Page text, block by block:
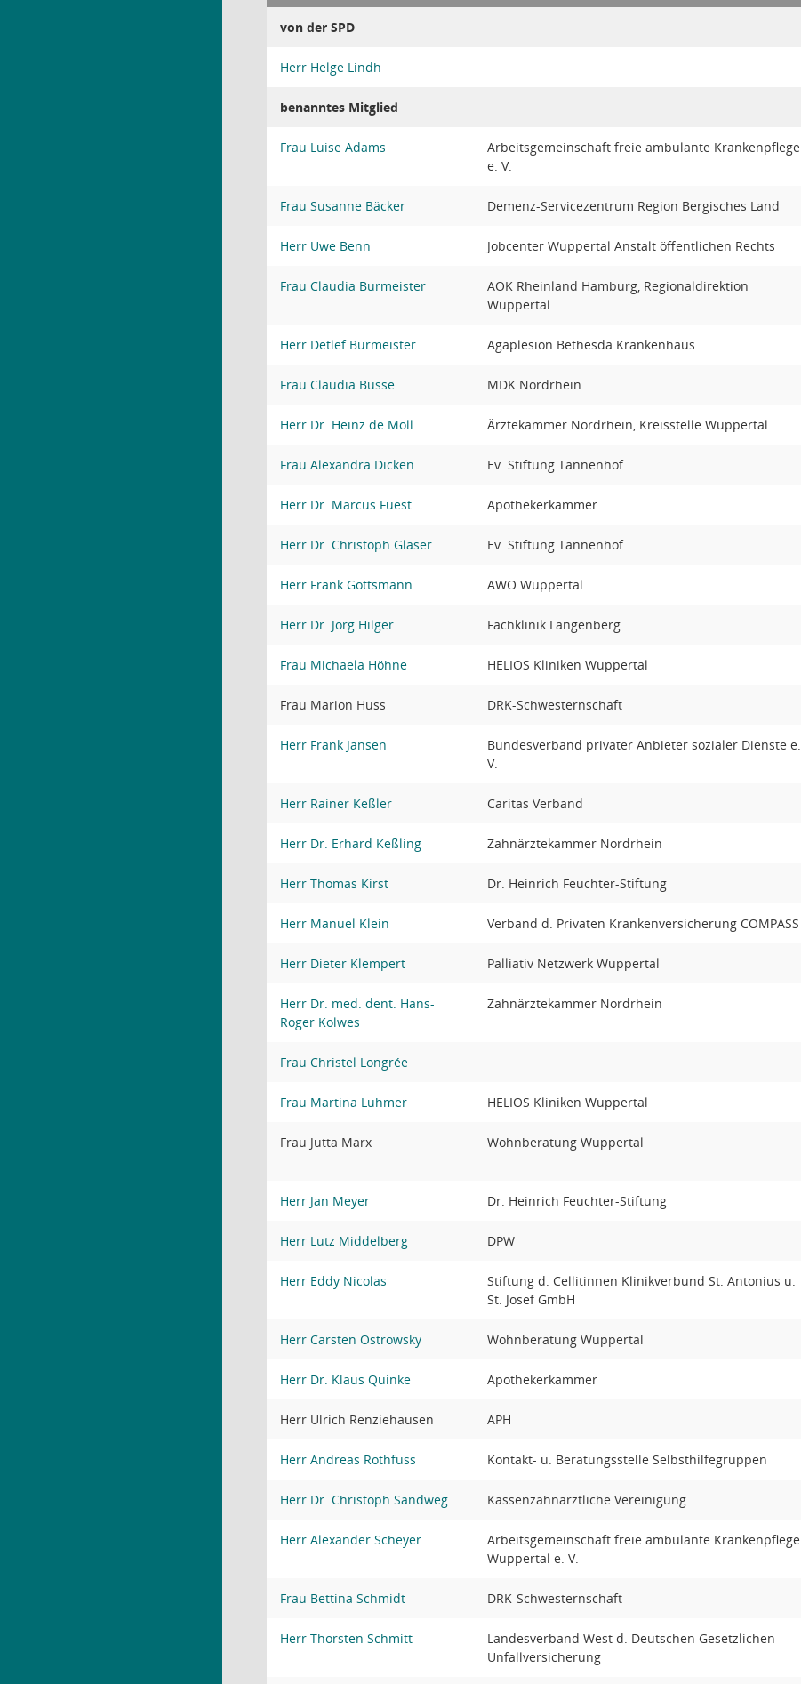
von der SPD
Herr Helge Lindh
benanntes Mitglied
Frau Luise Adams
Arbeitsgemeinschaft freie ambulante Krankenpflege
e. V.
Frau Susanne Bäcker Demenz-Servicezentrum Region Bergisches Land
Herr Uwe Benn Jobcenter Wuppertal Anstalt öffentlichen Rechts
Frau Claudia Burmeister
AOK Rheinland Hamburg, Regionaldirektion
Wuppertal
Herr Detlef Burmeister Agaplesion Bethesda Krankenhaus
Frau Claudia Busse MDK Nordrhein
Herr Dr. Heinz de Moll Ärztekammer Nordrhein, Kreisstelle Wuppertal
Frau Alexandra Dicken Ev. Stiftung Tannenhof
Herr Dr. Marcus Fuest Apothekerkammer
Herr Dr. Christoph Glaser Ev. Stiftung Tannenhof
Herr Frank Gottsmann AWO Wuppertal
Herr Dr. Jörg Hilger Fachklinik Langenberg
Frau Michaela Höhne HELIOS Kliniken Wuppertal
Frau Marion Huss DRK-Schwesternschaft
Herr Frank Jansen
Bundesverband privater Anbieter sozialer Dienste e.
V.
Herr Rainer Keßler Caritas Verband
Herr Dr. Erhard Keßling Zahnärztekammer Nordrhein
Herr Thomas Kirst Dr. Heinrich Feuchter-Stiftung
Herr Manuel Klein Verband d. Privaten Krankenversicherung COMPASS
Herr Dieter Klempert Palliativ Netzwerk Wuppertal
Herr Dr. med. dent. Hans-
Roger Kolwes
Zahnärztekammer Nordrhein
Frau Christel Longrée
Frau Martina Luhmer HELIOS Kliniken Wuppertal
Frau Jutta Marx Wohnberatung Wuppertal
Herr Jan Meyer Dr. Heinrich Feuchter-Stiftung
Herr Lutz Middelberg DPW
Herr Eddy Nicolas
Stiftung d. Cellitinnen Klinikverbund St. Antonius u.
St. Josef GmbH
Herr Carsten Ostrowsky Wohnberatung Wuppertal
Herr Dr. Klaus Quinke Apothekerkammer
Herr Ulrich Renziehausen APH
Herr Andreas Rothfuss Kontakt- u. Beratungsstelle Selbsthilfegruppen
Herr Dr. Christoph Sandweg Kassenzahnärztliche Vereinigung
Herr Alexander Scheyer
Arbeitsgemeinschaft freie ambulante Krankenpflege
Wuppertal e. V.
Frau Bettina Schmidt DRK-Schwesternschaft
Herr Thorsten Schmitt
Landesverband West d. Deutschen Gesetzlichen
Unfallversicherung